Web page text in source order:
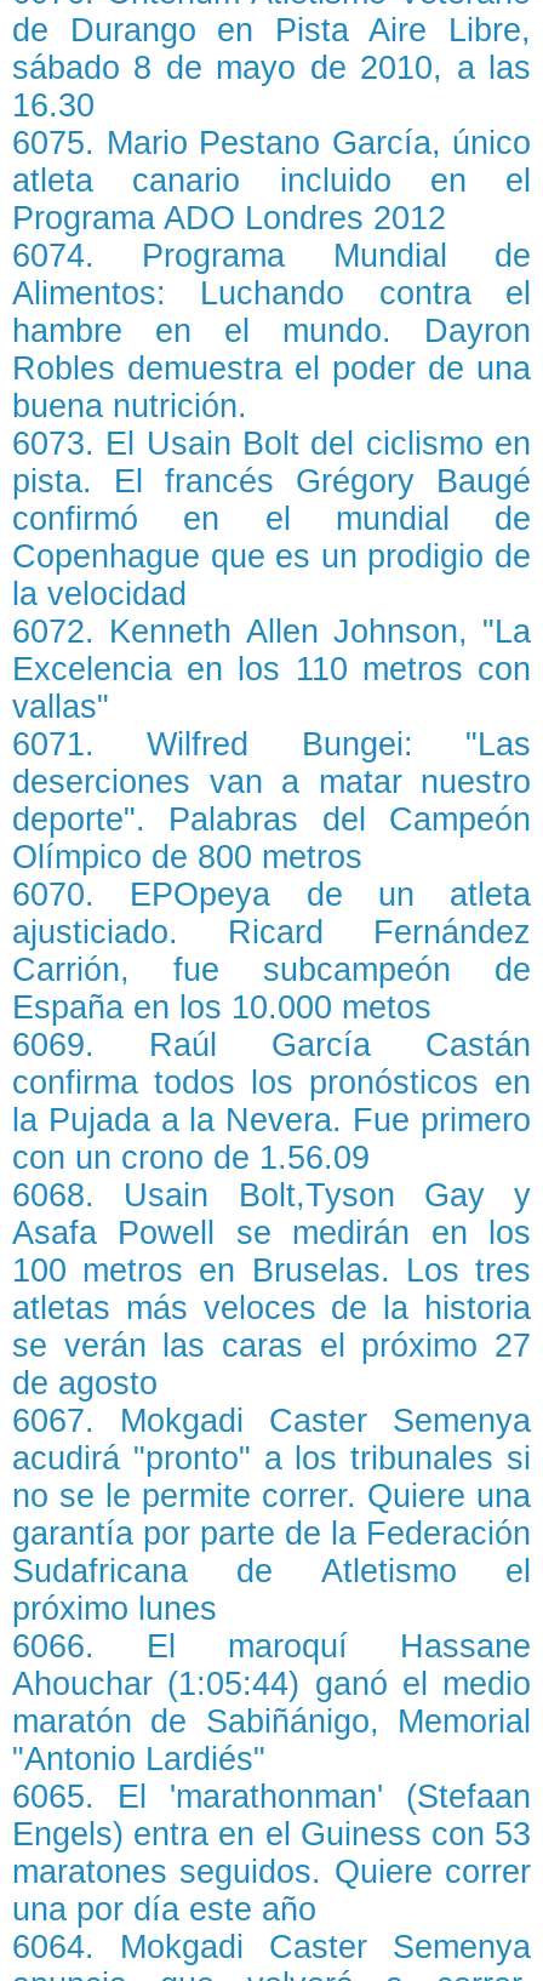
de Durango en Pista Aire Libre,
sábado 8 de mayo de 2010, a las
16.30
6075. Mario Pestano García, único
atleta canario incluido en el
Programa ADO Londres 2012
6074. Programa Mundial de
Alimentos: Luchando contra el
hambre en el mundo. Dayron
Robles demuestra el poder de una
buena nutrición.
6073. El Usain Bolt del ciclismo en
pista. El francés Grégory Baugé
confirmó en el mundial de
Copenhague que es un prodigio de
la velocidad
6072. Kenneth Allen Johnson, "La
Excelencia en los 110 metros con
vallas"
6071. Wilfred Bungei: "Las
deserciones van a matar nuestro
deporte". Palabras del Campeón
Olímpico de 800 metros
6070. EPOpeya de un atleta
ajusticiado. Ricard Fernández
Carrión, fue subcampeón de
España en los 10.000 metos
6069. Raúl García Castán
confirma todos los pronósticos en
la Pujada a la Nevera. Fue primero
con un crono de 1.56.09
6068. Usain Bolt,Tyson Gay y
Asafa Powell se medirán en los
100 metros en Bruselas. Los tres
atletas más veloces de la historia
se verán las caras el próximo 27
de agosto
6067. Mokgadi Caster Semenya
acudirá "pronto" a los tribunales si
no se le permite correr. Quiere una
garantía por parte de la Federación
Sudafricana de Atletismo el
próximo lunes
6066. El maroquí Hassane
Ahouchar (1:05:44) ganó el medio
maratón de Sabiñánigo, Memorial
"Antonio Lardiés"
6065. El 'marathonman' (Stefaan
Engels) entra en el Guiness con 53
maratones seguidos. Quiere correr
una por día este año
6064. Mokgadi Caster Semenya